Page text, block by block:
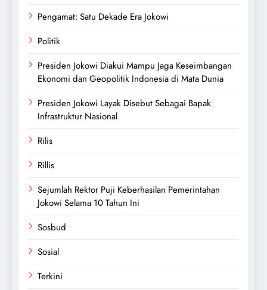
Pengamat: Satu Dekade Era Jokowi
Politik
Presiden Jokowi Diakui Mampu Jaga Keseimbangan
Ekonomi dan Geopolitik Indonesia di Mata Dunia
Presiden Jokowi Layak Disebut Sebagai Bapak
Infrastruktur Nasional
Rilis
Rillis
Sejumlah Rektor Puji Keberhasilan Pemerintahan
Jokowi Selama 10 Tahun Ini
Sosbud
Sosial
Terkini